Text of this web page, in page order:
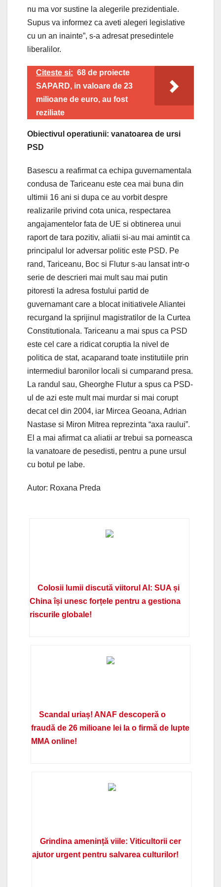
nu ma vor sustine la alegerile prezidentiale.
Supus va informez ca aveti alegeri legislative
cu un an inainte”, s-a adresat presedintele
liberalilor.
Citeste si: 68 de proiecte
SAPARD, in valoare de 23
milioane de euro, au fost
reziliate
Obiectivul operatiunii: vanatoarea de ursi
PSD
Basescu a reafirmat ca echipa guvernamentala
condusa de Tariceanu este cea mai buna din
ultimii 16 ani si dupa ce au vorbit despre
realizarile privind cota unica, respectarea
angajamentelor fata de UE si obtinerea unui
raport de tara pozitiv, aliatii si-au mai amintit ca
principalul lor adversar politic este PSD. Pe
rand, Tariceanu, Boc si Flutur s-au lansat intr-o
serie de descrieri mai mult sau mai putin
pitoresti la adresa fostului partid de
guvernamant care a blocat initiativele Aliantei
recurgand la sprijinul magistratilor de la Curtea
Constitutionala. Tariceanu a mai spus ca PSD
este cel care a ridicat coruptia la nivel de
politica de stat, acaparand toate institutiile prin
intermediul baronilor locali si cumparand presa.
La randul sau, Gheorghe Flutur a spus ca PSD-
ul de azi este mult mai murdar si mai corupt
decat cel din 2004, iar Mircea Geoana, Adrian
Nastase si Miron Mitrea reprezinta “axa raului”.
El a mai afirmat ca aliatii ar trebui sa porneasca
la vanatoare de pesedisti, pentru a pune ursul
cu botul pe labe.
Autor: Roxana Preda
Colosii lumii discută viitorul AI: SUA și
China își unesc forțele pentru a gestiona
riscurile globale!
Scandal uriaș! ANAF descoperă o
fraudă de 26 milioane lei la o firmă de lupte
MMA online!
Grindina amenință viile: Viticultorii cer
ajutor urgent pentru salvarea culturilor!